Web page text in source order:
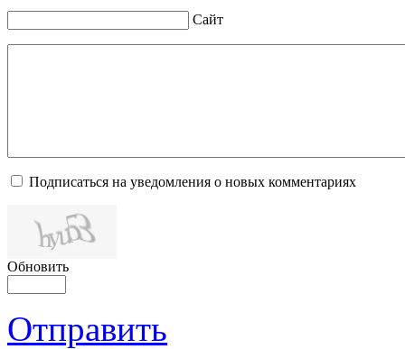
Сайт
Подписаться на уведомления о новых комментариях
Обновить
Отправить